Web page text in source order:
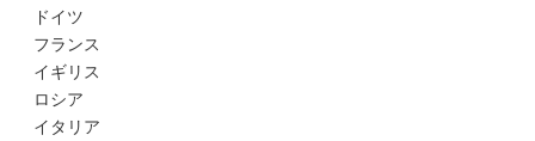
ドイツ
フランス
イギリス
ロシア
イタリア